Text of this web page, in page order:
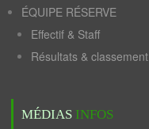
ÉQUIPE RÉSERVE
Effectif & Staff
Résultats & classement
MÉDIAS INFOS